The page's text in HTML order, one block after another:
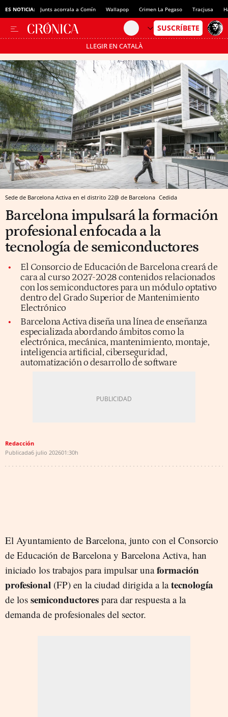
ES NOTICIA: Junts acorrala a Comín Wallapop Crimen La Pegaso Tracjusa
LLEGIR EN CATALÀ
Pásate al MODO AHORRO
Sede de Barcelona Activa en el distrito 22@ de Barcelona Cedida
Barcelona impulsará la formación
profesional enfocada a la
tecnología de semiconductores
El Consorcio de Educación de Barcelona creará de
cara al curso 2027-2028 contenidos relacionados
con los semiconductores para un módulo optativo
dentro del Grado Superior de Mantenimiento
Electrónico
Barcelona Activa diseña una línea de enseñanza
especializada abordando ámbitos como la
electrónica, mecánica, mantenimiento, montaje,
inteligencia artificial, ciberseguridad,
automatización o desarrollo de software
Redacción
Publicada6 julio 202601:30h
El Ayuntamiento de Barcelona, junto con el Consorcio
de Educación de Barcelona y Barcelona Activa, han
iniciado los trabajos para impulsar unaformación
profesional (FP) en la ciudad dirigida a latecnología
de los semiconductores para dar respuesta a la
demanda de profesionales del sector.